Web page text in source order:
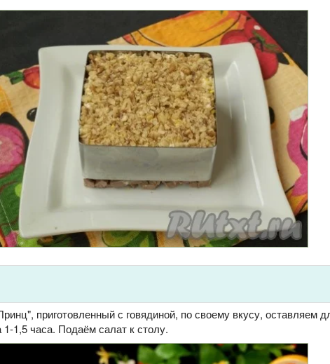
приготовленный с говядиной, по своему вкусу, оставляем
1-1,5 часа. Подаём салат к столу.